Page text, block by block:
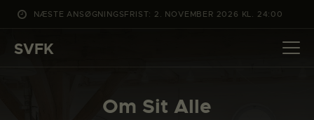
NÆSTE ANSØGNINGSFRIST: 2. NOVEMBER 2026 KL. 24:00
SVFK
Om Sit Alle
DET SKER